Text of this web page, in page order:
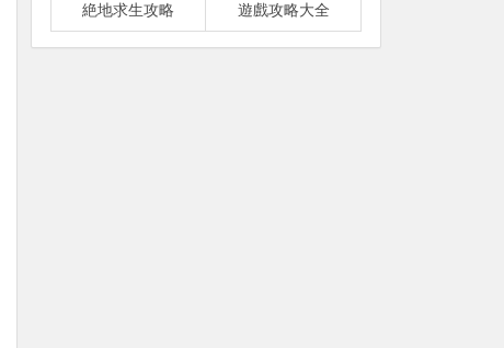
絶地求生攻略 遊戲攻略大全